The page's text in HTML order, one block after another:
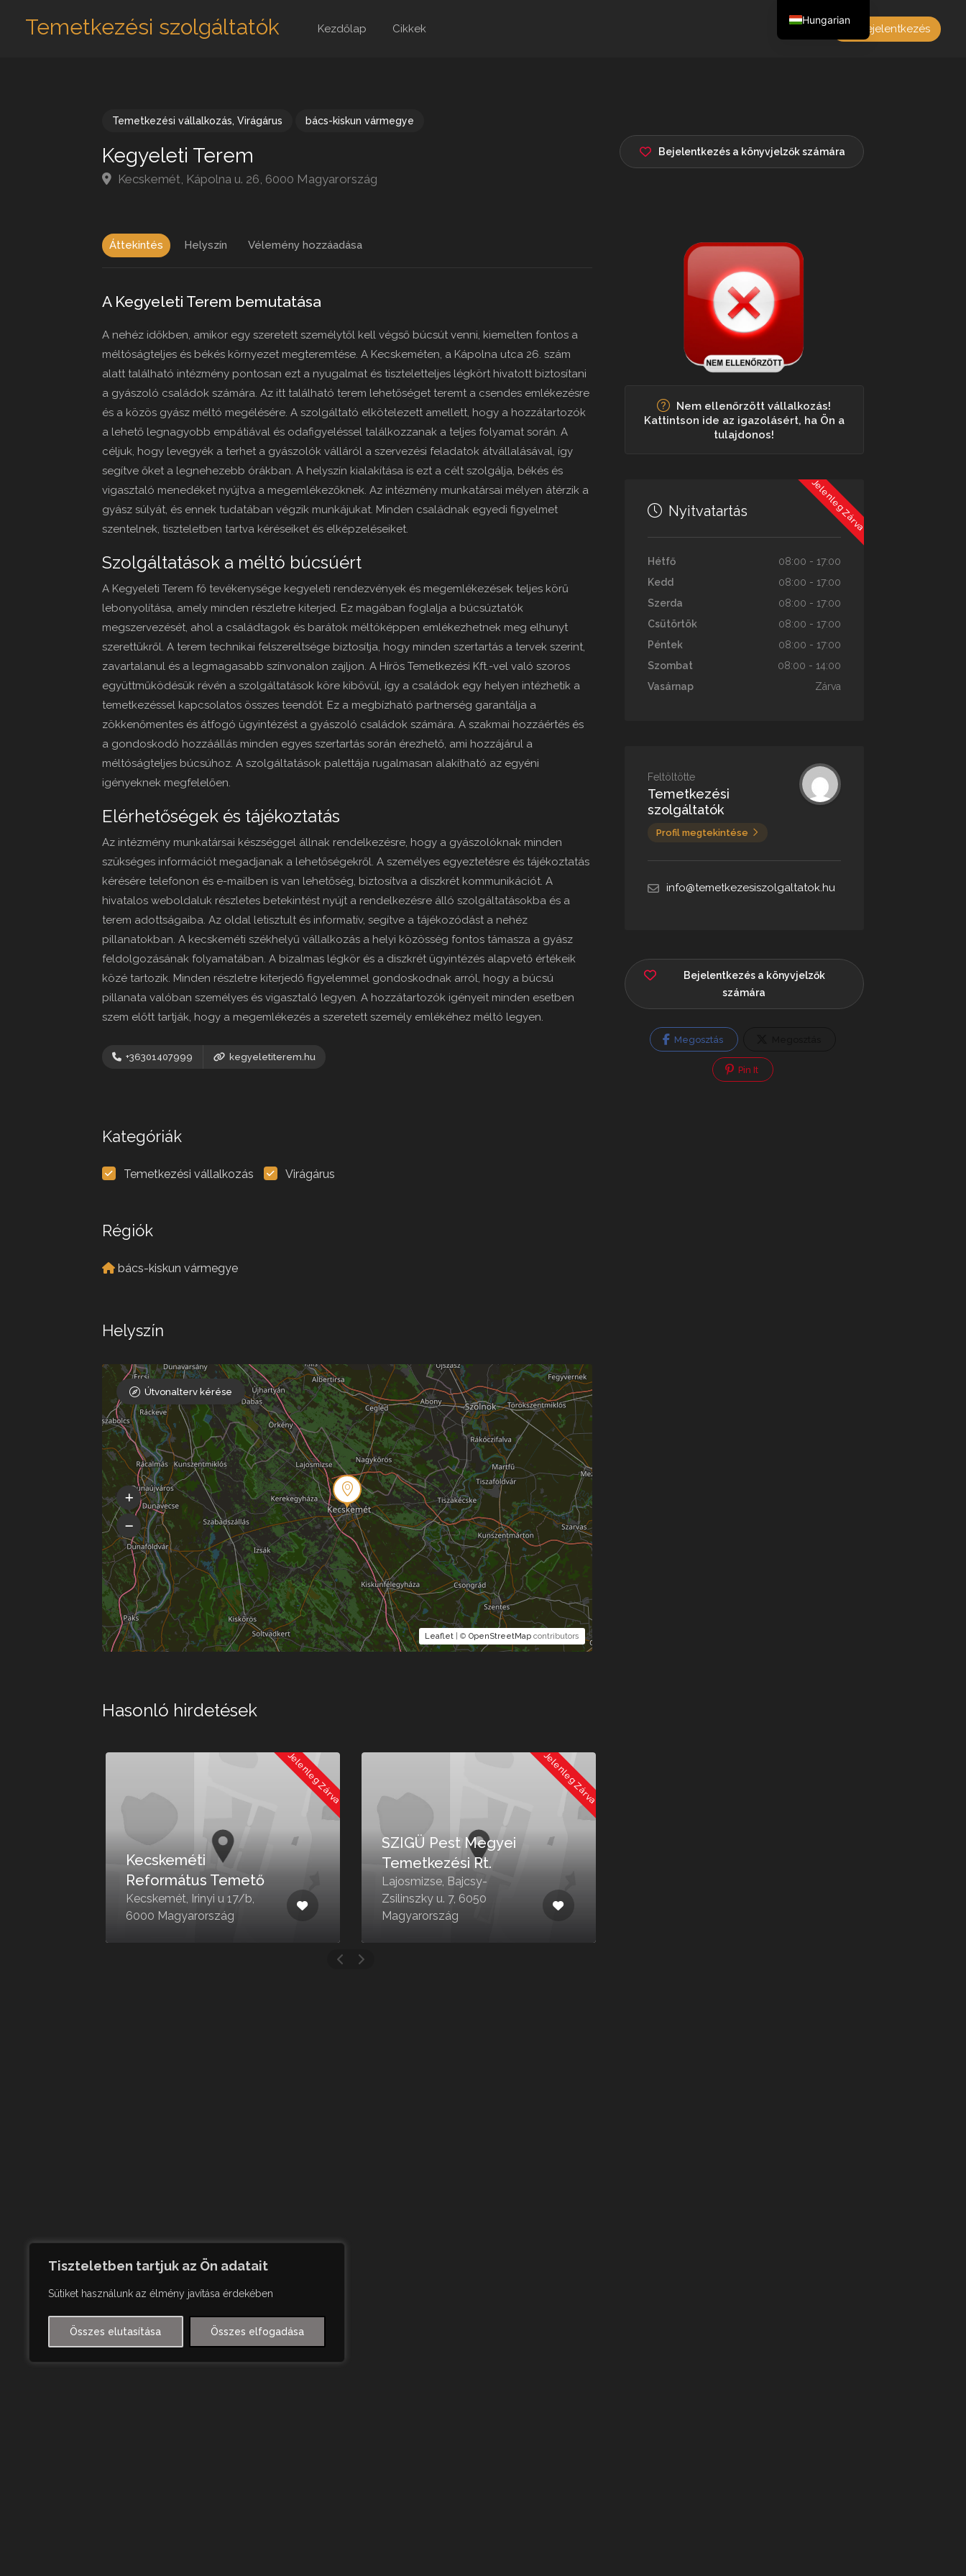
Tiszteletben tartjuk az Ön adatait
Sütiket használunk az élmény javítása érdekében
Összes elutasítása Összes elfogadása
Temetkezési szolgáltatók Kezdőlap Cikkek Bejelentkezés
Temetkezési vállalkozás, Virágárus bács-kiskun vármegye
Kegyeleti Terem
Kecskemét, Kápolna u. 26, 6000 Magyarország
Bejelentkezés a könyvjelzők számára
Áttekintés Helyszín Vélemény hozzáadása
A Kegyeleti Terem bemutatása
A nehéz időkben, amikor egy szeretett személytől kell végső búcsút venni, kiemelten fontos a
méltóságteljes és békés környezet megteremtése. A Kecskeméten, a Kápolna utca 26. szám
alatt található intézmény pontosan ezt a nyugalmat és tiszteletteljes légkört hivatott biztosítani
a gyászoló családok számára. Az itt található terem lehetőséget teremt a csendes emlékezésre
és a közös gyász méltó megélésére. A szolgáltató elkötelezett amellett, hogy a hozzátartozók
a lehető legnagyobb empátiával és odafigyeléssel találkozzanak a teljes folyamat során. A
céljuk, hogy levegyék a terhet a gyászolók válláról a szervezési feladatok átvállalásával, így
segítve őket a legnehezebb órákban. A helyszín kialakítása is ezt a célt szolgálja, békés és
vigasztaló menedéket nyújtva a megemlékezőknek. Az intézmény munkatársai mélyen átérzik a
gyász súlyát, és ennek tudatában végzik munkájukat. Minden családnak egyedi figyelmet
szentelnek, tiszteletben tartva kéréseiket és elképzeléseiket.
Szolgáltatások a méltó búcsúért
A Kegyeleti Terem fő tevékenysége kegyeleti rendezvények és megemlékezések teljes körű
lebonyolítása, amely minden részletre kiterjed. Ez magában foglalja a búcsúztatók
megszervezését, ahol a családtagok és barátok méltóképpen emlékezhetnek meg elhunyt
szerettükről. A terem technikai felszereltsége biztosítja, hogy minden szertartás a tervek szerint,
zavartalanul és a legmagasabb színvonalon zajljon. A Hírös Temetkezési Kft.-vel való szoros
együttműködésük révén a szolgáltatások köre kibővül, így a családok egy helyen intézhetik a
temetkezéssel kapcsolatos összes teendőt. Ez a megbízható partnerség garantálja a
zökkenőmentes és átfogó ügyintézést a gyászoló családok számára. A szakmai hozzáértés és
a gondoskodó hozzáállás minden egyes szertartás során érezhető, ami hozzájárul a
méltóságteljes búcsúhoz. A szolgáltatások palettája rugalmasan alakítható az egyéni
igényeknek megfelelően.
Elérhetőségek és tájékoztatás
Az intézmény munkatársai készséggel állnak rendelkezésre, hogy a gyászolóknak minden
szükséges információt megadjanak a lehetőségekről. A személyes egyeztetésre és tájékoztatás
kérésére telefonon és e-mailben is van lehetőség, biztosítva a diszkrét kommunikációt. A
hivatalos weboldaluk részletes betekintést nyújt a rendelkezésre álló szolgáltatásokba és a
terem adottságaiba. Az oldal letisztult és informatív, segítve a tájékozódást a nehéz
pillanatokban. A kecskeméti székhelyű vállalkozás a helyi közösség fontos támasza a gyász
feldolgozásának folyamatában. A bizalmas légkör és a diszkrét ügyintézés alapvető értékeik
közé tartozik. Minden részletre kiterjedő figyelemmel gondoskodnak arról, hogy a búcsú
pillanata valóban személyes és vigasztaló legyen. A hozzátartozók igényeit minden esetben
szem előtt tartják, hogy a megemlékezés a szeretett személy emlékéhez méltó legyen.
+36301407999 kegyeletiterem.hu
Kategóriák
Temetkezési vállalkozás Virágárus
Régiók
bács-kiskun vármegye
Helyszín
Leaflet| © OpenStreetMapcontributors
Útvonalterv kérése
Hasonló hirdetések
Jelenleg Zárva
Kecskeméti
Református Temető
Kecskemét, Irinyi u 17/b,
6000 Magyarország
Jelenleg Zárva
SZIGÜ Pest Megyei
Temetkezési Rt.
Lajosmizse, Bajcsy-
Zsilinszky u. 7, 6050
Magyarország
Nem ellenőrzött vállalkozás!
Kattintson ide az igazolásért, ha Ön a
tulajdonos!
Jelenleg Zárva
Nyitvatartás
Hétfő
08:00 - 17:00
Kedd
08:00 - 17:00
Szerda
08:00 - 17:00
Csütörtök
08:00 - 17:00
Péntek
08:00 - 17:00
Szombat
08:00 - 14:00
Vasárnap
Zárva
Feltöltötte
Temetkezési
szolgáltatók
Profil megtekintése
info@temetkezesiszolgaltatok.hu
Bejelentkezés a könyvjelzők
számára
Megosztás
Pin It
Hungarian
English
French